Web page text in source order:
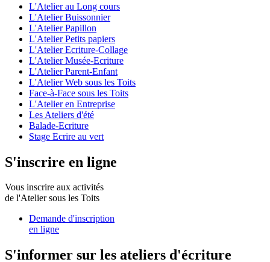
L'Atelier au Long cours
L'Atelier Buissonnier
L'Atelier Papillon
L'Atelier Petits papiers
L'Atelier Ecriture-Collage
L'Atelier Musée-Ecriture
L'Atelier Parent-Enfant
L'Atelier Web sous les Toits
Face-à-Face sous les Toits
L'Atelier en Entreprise
Les Ateliers d'été
Balade-Ecriture
Stage Ecrire au vert
S'inscrire en ligne
Vous inscrire aux activités
de l'Atelier sous les Toits
Demande d'inscription
en ligne
S'informer sur les ateliers d'écriture